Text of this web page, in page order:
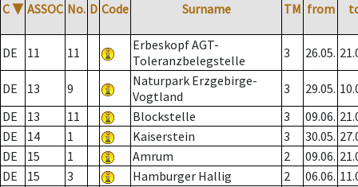
C ▼ ASSOC No. D Code Surname TM from
DE 11 11
Erbeskopf AGT-
Toleranzbelegstelle
3 26.05.
DE 13 9
Naturpark Erzgebirge-
Vogtland
3 29.05.
DE
13 11 Blockstelle 3 09.06.
DE
14 1 Kaiserstein 3 30.05.
DE
15 1 Amrum 2 09.06.
DE
15 3 Hamburger Hallig 2 06.06.